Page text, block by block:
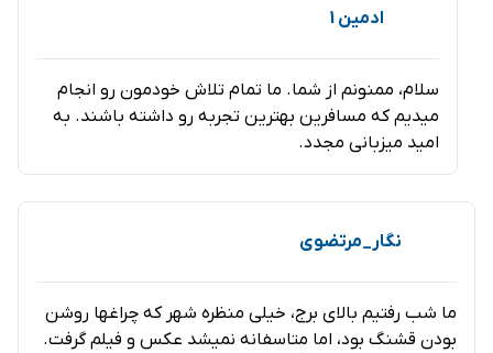
ابتدا قرار بود برج دبی نام گیرد، اما چرا نامش تغییر کرد؟ دلیل
بحران مالی در بین سال های ۲۰۰۷ تا ۲۰۱۲ و کمک های مالی
حاکم ابوظبی و رییس جمهور امارات شیخ “خلیفه بن زاید آل
نهیان” به شیخ نشین دبی برای پرداخت بدهی های خود بوده
رکوردهای جهانی برج خلیفه عبارتند از:
بلندترین سازه مستقل و خود ایستا جهان
ادمین 1
سلام، ممنونم از شما. ما تمام تلاش خودمون رو انجام
میدیم که مسافرین بهترین تجربه رو داشته باشند. به
امید میزبانی مجدد.
نگار_مرتضوی
ما شب رفتیم بالای برج، خیلی منظره شهر که چراغها روشن
بودن قشنگ بود، اما متاسفانه نمیشد عکس و فیلم گرفت.